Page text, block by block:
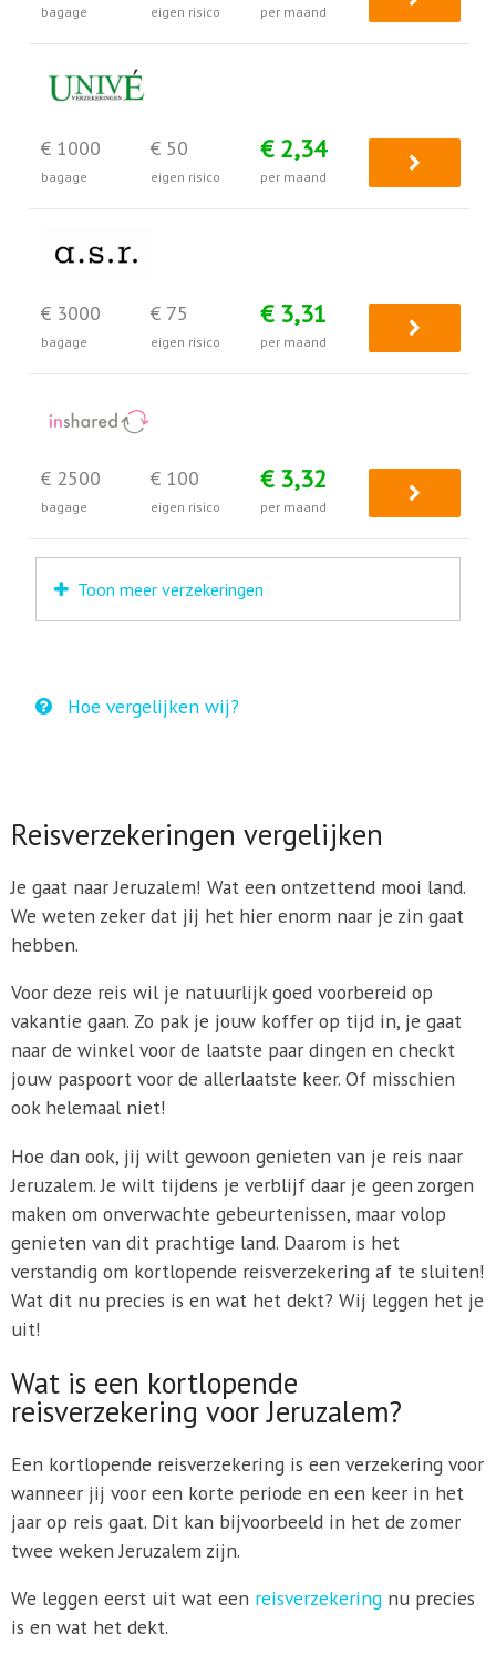
bagage eigen risico per maand
€ 1000
bagage
€ 50
eigen risico
€ 2,34
per maand
€ 3000
bagage
€ 75
eigen risico
€ 3,31
per maand
€ 2500
bagage
€ 100
eigen risico
€ 3,32
per maand
Toon meer verzekeringen
Hoe vergelijken wij?
Reisverzekeringen vergelijken
Je gaat naar Jeruzalem! Wat een ontzettend mooi land.
We weten zeker dat jij het hier enorm naar je zin gaat
hebben.
Voor deze reis wil je natuurlijk goed voorbereid op
vakantie gaan. Zo pak je jouw koffer op tijd in, je gaat
naar de winkel voor de laatste paar dingen en checkt
jouw paspoort voor de allerlaatste keer. Of misschien
ook helemaal niet!
Hoe dan ook, jij wilt gewoon genieten van je reis naar
Jeruzalem. Je wilt tijdens je verblijf daar je geen zorgen
maken om onverwachte gebeurtenissen, maar volop
genieten van dit prachtige land. Daarom is het
verstandig om kortlopende reisverzekering af te sluiten!
Wat dit nu precies is en wat het dekt? Wij leggen het je
uit!
Wat is een kortlopende
reisverzekering voor Jeruzalem?
Een kortlopende reisverzekering is een verzekering voor
wanneer jij voor een korte periode en een keer in het
jaar op reis gaat. Dit kan bijvoorbeeld in het de zomer
twee weken Jeruzalem zijn.
We leggen eerst uit wat een reisverzekeringnu precies
is en wat het dekt.